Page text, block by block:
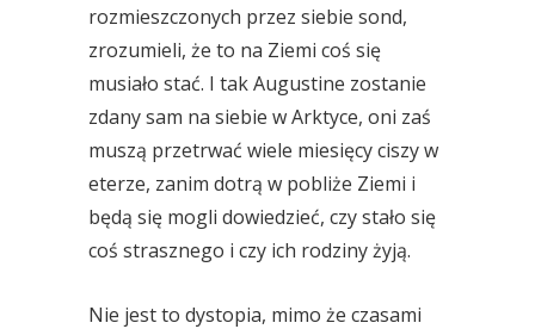
rozmieszczonych przez siebie sond,
zrozumieli, że to na Ziemi coś się
musiało stać. I tak Augustine zostanie
zdany sam na siebie w Arktyce, oni zaś
muszą przetrwać wiele miesięcy ciszy w
eterze, zanim dotrą w pobliże Ziemi i
będą się mogli dowiedzieć, czy stało się
coś strasznego i czy ich rodziny żyją.
Nie jest to dystopia, mimo że czasami